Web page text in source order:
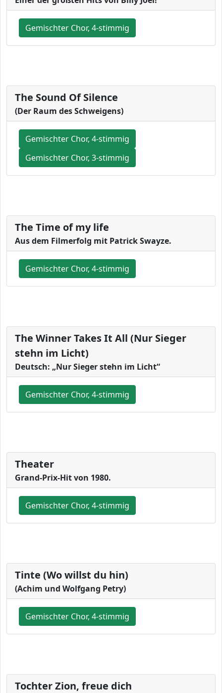
Gemischter Chor, 4-stimmig
The Sound Of Silence
(Der Raum des Schweigens)
Gemischter Chor, 4-stimmig
Gemischter Chor, 3-stimmig
The Time of my life
Aus dem Filmerfolg mit Patrick Swayze.
Gemischter Chor, 4-stimmig
The Winner Takes It All (Nur Sieger
stehn im Licht)
Deutsch: „Nur Sieger stehn im Licht“
Gemischter Chor, 4-stimmig
Theater
Grand-Prix-Hit von 1980.
Gemischter Chor, 4-stimmig
Tinte (Wo willst du hin)
(Achim und Wolfgang Petry)
Gemischter Chor, 4-stimmig
Tochter Zion, freue dich